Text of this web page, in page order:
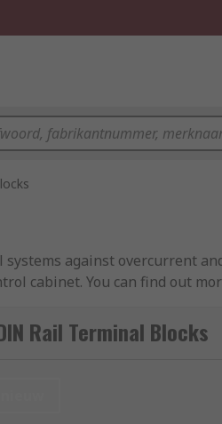
against overcurrent
cabinet. You can find out
up to stop the flow of
come with different fuse
Rail Terminal Blocks